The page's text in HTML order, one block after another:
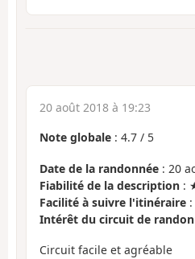
20 août 2018 à 19:23
Note globale : 4.7 / 5
Date de la randonnée : 20
Fiabilité de la description :
Facilité à suivre l'itinéraire
Intérêt du circuit de
Circuit facile et agréable